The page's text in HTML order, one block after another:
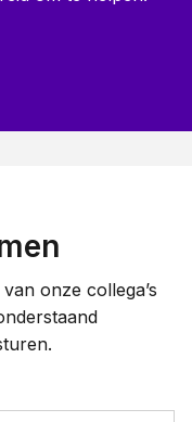
onze collega’s